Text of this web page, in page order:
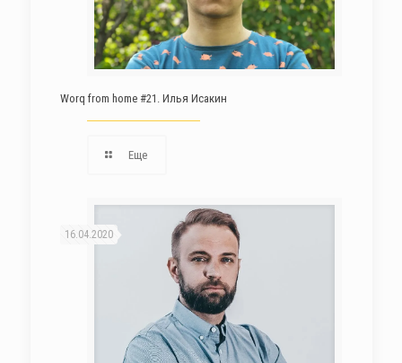
Worq from home #21. Илья Исакин
Еще
16.04.2020